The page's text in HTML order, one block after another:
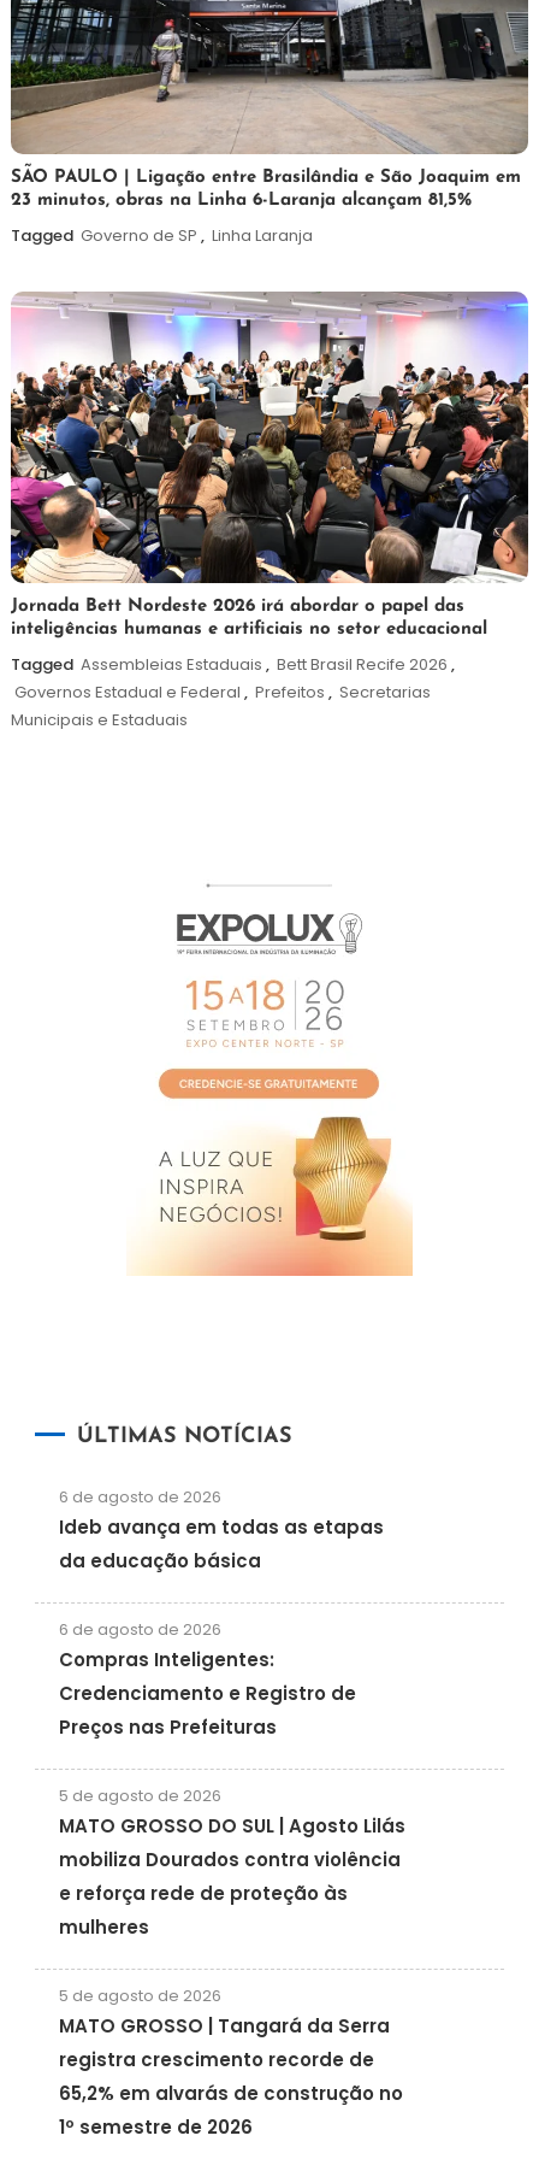
19
de
maio
Maurilio
SÃO PAULO | Ligação entre Brasilândia e São Joaquim em
23 minutos, obras na Linha 6-Laranja alcançam 81,5%
Tagged Governo de SP , Linha Laranja
19
de
maio
de
2026
Maurilio
Jornada Bett Nordeste 2026 irá abordar o papel das
inteligências humanas e artificiais no setor educacional
Tagged Assembleias Estaduais , Bett Brasil Recife 2026 ,
Governos Estadual e Federal , Prefeitos , Secretarias
Municipais e Estaduais
ÚLTIMAS NOTÍCIAS
6 de agosto de 2026
Ideb avança em todas as etapas
da educação básica
6 de agosto de 2026
Compras Inteligentes:
Credenciamento e Registro de
Preços nas Prefeituras
5 de agosto de 2026
MATO GROSSO DO SUL | Agosto Lilás
mobiliza Dourados contra violência
e reforça rede de proteção às
mulheres
5 de agosto de 2026
MATO GROSSO | Tangará da Serra
registra crescimento recorde de
65,2% em alvarás de construção no
1º semestre de 2026